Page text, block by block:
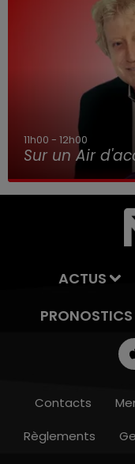
8h00 - 10h00
11h00 - 12h00
Sur un Air
ACTUS
PRONOSTICS
Contacts
Règlements